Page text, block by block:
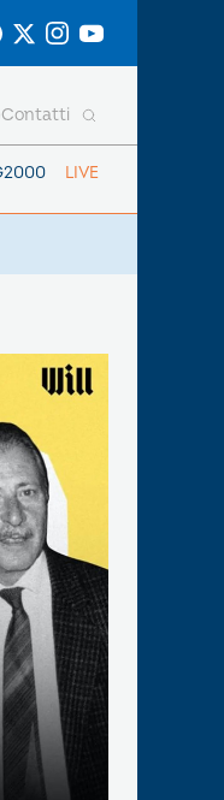
LIVE
Contatti